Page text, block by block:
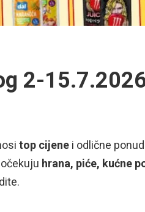
2-
top cijene i odlične
hrana, piće, kućne